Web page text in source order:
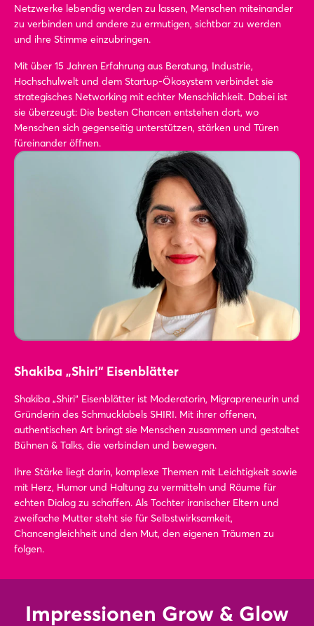
Netzwerke lebendig werden zu lassen, Menschen miteinander
zu verbinden und andere zu ermutigen, sichtbar zu werden
und ihre Stimme einzubringen.
Mit über 15 Jahren Erfahrung aus Beratung, Industrie,
Hochschulwelt und dem Startup-Ökosystem verbindet sie
strategisches Networking mit echter Menschlichkeit. Dabei ist
sie überzeugt: Die besten Chancen entstehen dort, wo
Menschen sich gegenseitig unterstützen, stärken und Türen
füreinander öffnen.
Shakiba „Shiri“ Eisenblätter
Shakiba „Shiri“ Eisenblätter ist Moderatorin, Migrapreneurin und
Gründerin des Schmucklabels SHIRI. Mit ihrer offenen,
authentischen Art bringt sie Menschen zusammen und gestaltet
Bühnen & Talks, die verbinden und bewegen.
Ihre Stärke liegt darin, komplexe Themen mit Leichtigkeit sowie
mit Herz, Humor und Haltung zu vermitteln und Räume für
echten Dialog zu schaffen. Als Tochter iranischer Eltern und
zweifache Mutter steht sie für Selbstwirksamkeit,
Chancengleichheit und den Mut, den eigenen Träumen zu
folgen.
Impressionen Grow & Glow